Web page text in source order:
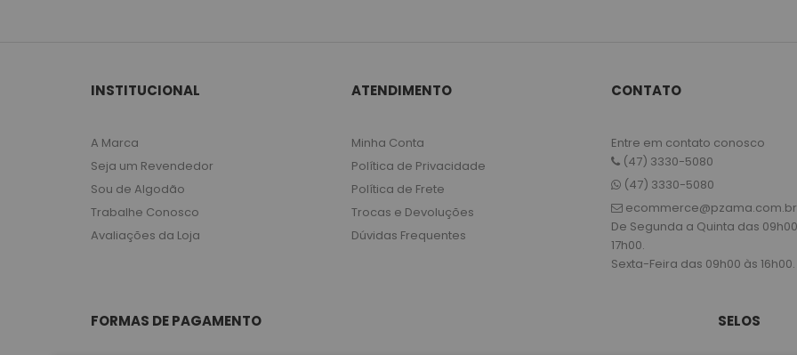
INSTITUCIONAL
A Marca
Seja um Revendedor
Sou de Algodão
Trabalhe Conosco
Avaliações da Loja
ATENDIMENTO
Minha Conta
Política de Privacidade
Política de Frete
Trocas e Devoluções
Dúvidas Frequentes
CONTATO
Entre em contato conosco
(47) 3330-5080
(47) 3330-5080
ecommerce@pzama.com.br
De Segunda a Quinta das
17h00.
Sexta-Feira das 09h00 às 16h00.
FORMAS DE PAGAMENTO SELOS